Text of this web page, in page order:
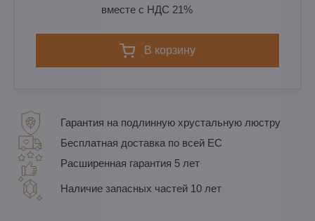
вместе с НДС 21%
в корзину
Гарантия на подлинную хрустальную люстру
Бесплатная доставка по всей ЕС
Расширенная гарантия 5 лет
Наличие запасных частей 10 лет